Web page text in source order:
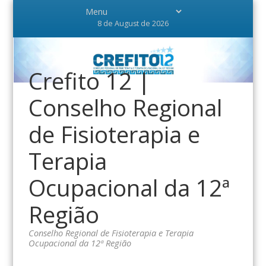
8 de August de 2026
Crefito 12 |
Conselho Regional
de Fisioterapia e
Terapia
Ocupacional da 12ª
Região
Conselho Regional de Fisioterapia e Terapia
Ocupacional da 12ª Região